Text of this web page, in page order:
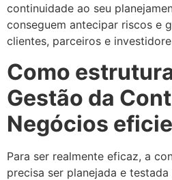
continuidade ao seu
conseguem antecipar riscos e
clientes, parceiros e
Como
Gestão da
Negócios
Para ser realmente eficaz, a
precisa ser planejada e